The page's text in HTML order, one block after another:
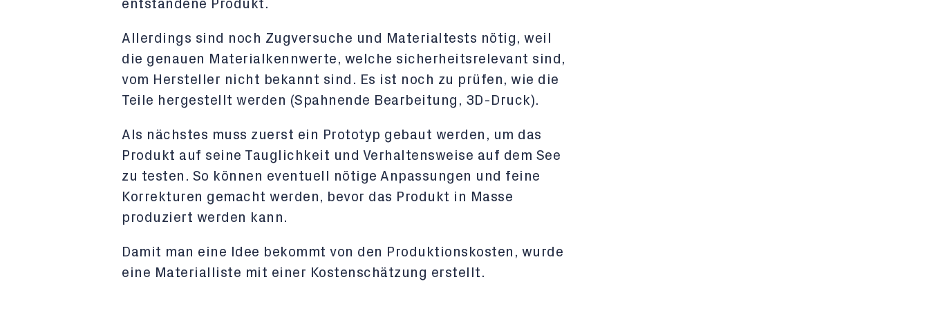
entstandene Produkt.
Allerdings sind noch Zugversuche und Materialtests nötig, weil
die genauen Materialkennwerte, welche sicherheitsrelevant sind,
vom Hersteller nicht bekannt sind. Es ist noch zu prüfen, wie die
Teile hergestellt werden (Spahnende Bearbeitung, 3D-Druck).
Als nächstes muss zuerst ein Prototyp gebaut werden, um das
Produkt auf seine Tauglichkeit und Verhaltensweise auf dem See
zu testen. So können eventuell nötige Anpassungen und feine
Korrekturen gemacht werden, bevor das Produkt in Masse
produziert werden kann.
Damit man eine Idee bekommt von den Produktionskosten, wurde
eine Materialliste mit einer Kostenschätzung erstellt.